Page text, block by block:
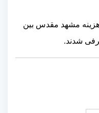
مشهد مقدس بین
شدند.